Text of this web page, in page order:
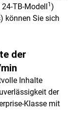
24-TB-Modell1 )
können Sie sich
der
Inhalte
der
Klasse mit